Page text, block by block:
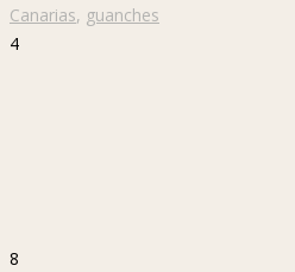
Canarias, guanches
4
8